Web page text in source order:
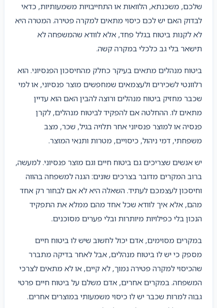
שלכם, משכנתא, הלוואות או התחייבויות משמעותיות, כדאי
לבדוק האם יש לכם כיסוי מתאים למקרה פטירה. המטרה היא
לא לקנות ביטוח בגלל פחד, אלא לוודא שהמשפחה לא
תישאר בלי גב כלכלי במקרה קשה.
ביטוח מנהלים מתאים בעיקר כחלק מהחיסכון הפנסיוני. הוא
רלוונטי לשכירים ולעצמאים שמחפשים מוצר פנסיוני, או למי
שכבר מחזיק ביטוח מנהלים ורוצה להבין האם הוא עדיין
מתאים לו. ההחלטה אם להפקיד לביטוח מנהלים, לקרן
פנסיה או למוצר פנסיוני אחר תלויה בגיל, שכר, מצב
משפחתי, דמי ניהול, כיסויים, מטרות ותנאי המוצר.
יש אנשים שצריכים גם ביטוח חיים וגם מוצר פנסיוני. למעשה,
ברוב המקרים מדובר בצרכים שונים: הגנה למשפחה בהווה
וחיסכון לעצמכם לעתיד. השאלה היא לא אם לבחור רק אחד
מהם, אלא איך לוודא שכל אחד מהם ממלא את התפקיד
הנכון בלי כפילויות מיותרות ובלי פערים מסוכנים.
במקרים מסוימים, אדם יכול לחשוב שיש לו ביטוח חיים
מספק כי יש לו ביטוח מנהלים, אבל לאחר בדיקה מתברר
שהכיסוי למקרה פטירה נמוך, לא קיים, או לא מתאים לצרכי
המשפחה. במקרים אחרים, אדם משלם על ביטוח חיים פרטי
גבוה למרות שכבר יש לו כיסוי משמעותי במוצרים אחרים.